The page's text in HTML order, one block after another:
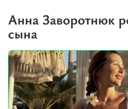
Анна Заворотнюк
сына